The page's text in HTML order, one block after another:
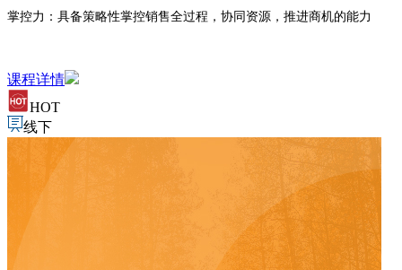
掌控力：具备策略性掌控销售全过程，协同资源，推进商机的能力
课程详情
HOT
线下